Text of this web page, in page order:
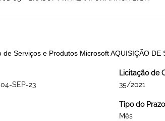
de Serviços e Produtos Microsoft AQUISIÇÃO DE
SEP-23
Licitação de
35/2021
Tipo do
Mês